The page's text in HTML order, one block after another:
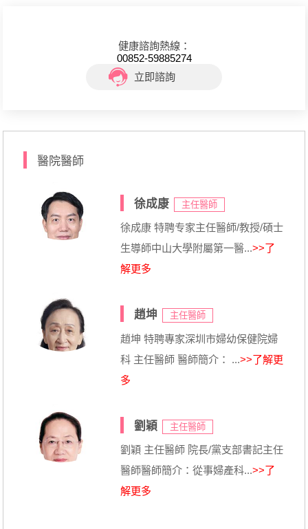
健康諮詢熱線：
00852-59885274
立即諮詢
醫院醫師
徐成康 主任醫師
徐成康 特聘专家主任醫師/教授/碩士
生導師中山大學附屬第一醫...>>了
解更多
趙坤 主任醫師
趙坤 特聘專家深圳市婦幼保健院婦
科 主任醫師 醫師簡介： ...>>了解更
多
劉穎 主任醫師
劉穎 主任醫師 院長/黨支部書記主任
醫師醫師簡介：從事婦產科...>>了
解更多